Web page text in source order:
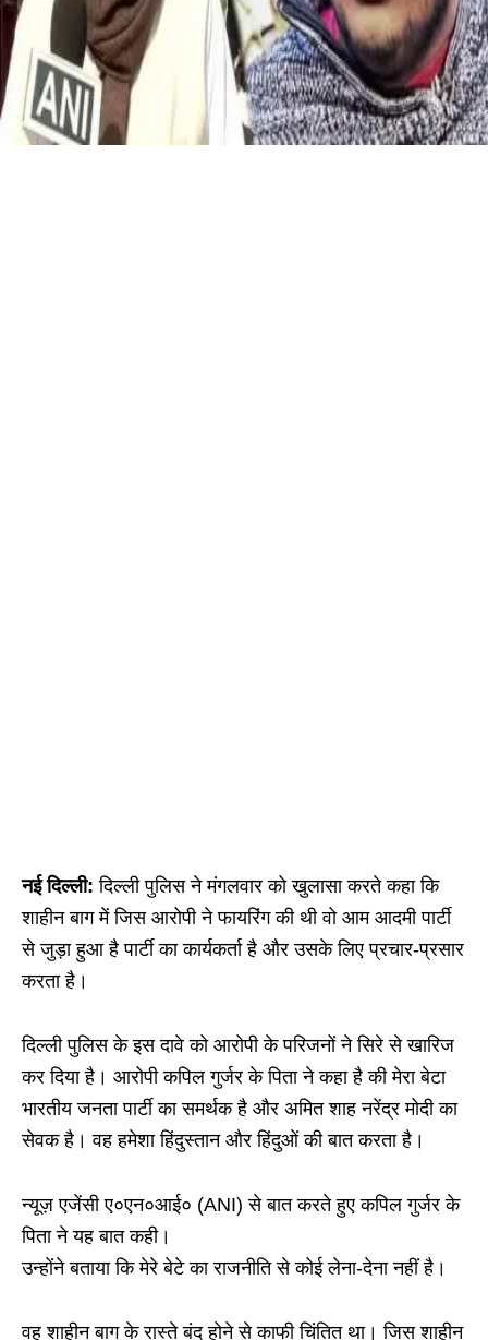
नई दिल्ली:दिल्ली पुलिस ने मंगलवार को खुलासा करते कहा कि
शाहीन बाग में जिस आरोपी ने फायरिंग की थी वो आम आदमी पार्टी
से जुड़ा हुआ है पार्टी का कार्यकर्ता है और उसके लिए प्रचार-प्रसार
करता है।
दिल्ली पुलिस के इस दावे को आरोपी के परिजनों ने सिरे से खारिज
कर दिया है। आरोपी कपिल गुर्जर के पिता ने कहा है की मेरा बेटा
भारतीय जनता पार्टी का समर्थक है और अमित शाह नरेंद्र मोदी का
सेवक है। वह हमेशा हिंदुस्तान और हिंदुओं की बात करता है।
न्यूज़ एजेंसी ए०एन०आई० (ANI) से बात करते हुए कपिल गुर्जर के
पिता ने यह बात कही।
उन्होंने बताया कि मेरे बेटे का राजनीति से कोई लेना-देना नहीं है।
वह शाहीन बाग के रास्ते बंद होने से काफी चिंतित था। जिस शाहीन